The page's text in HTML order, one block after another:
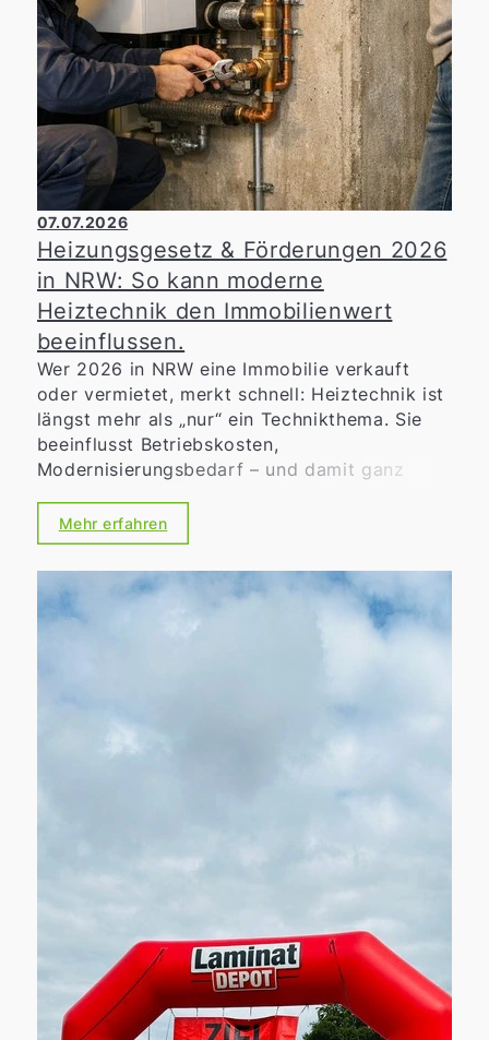
07.07.2026
Heizungsgesetz & Förderungen 2026
in NRW: So kann moderne
Heiztechnik den Immobilienwert
beeinflussen.
Wer 2026 in NRW eine Immobilie verkauft
oder vermietet, merkt schnell: Heiztechnik ist
längst mehr als „nur“ ein Technikthema. Sie
beeinflusst Betriebskosten,
Modernisierungsbedarf – und damit ganz
Kaufinteressenten oder Mietern. Gleichzeitig
sorgen Heizungsgesetz, kommunale
Wärmeplanung und Förderprogramme für
neue Chancen, aber auch für Unsicherheit.
Mehr erfahren